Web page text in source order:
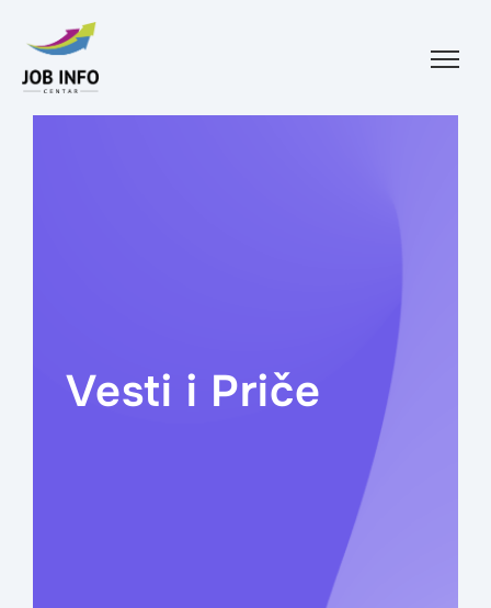
Skip to content
Vesti i Priče